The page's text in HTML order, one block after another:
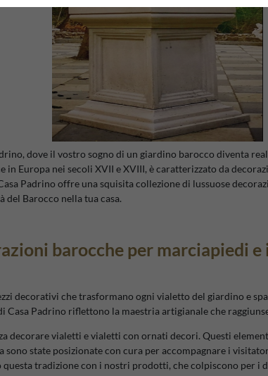
dove il vostro sogno di un giardino barocco diventa
in Europa nei secoli XVII e XVIII, è caratterizzato da
Padrino offre una squisita collezione di lussuose
del Barocco nella tua casa.
barocche per marciapiedi
decorativi che trasformano ogni vialetto del giardino e
Casa Padrino riflettono la maestria artigianale che
decorare vialetti e vialetti con ornati decori. Questi
sono state posizionate con cura per accompagnare i
tradizione con i nostri prodotti, che colpiscono per i